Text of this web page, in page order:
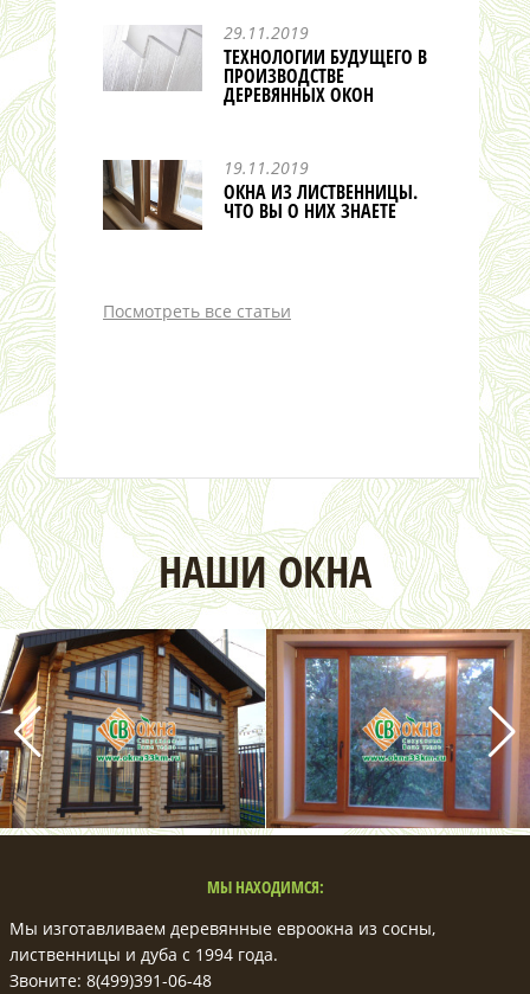
29.11.2019
ТЕХНОЛОГИИ БУДУЩЕГО В
ПРОИЗВОДСТВЕ
ДЕРЕВЯННЫХ ОКОН
19.11.2019
ОКНА ИЗ ЛИСТВЕННИЦЫ.
ЧТО ВЫ О НИХ ЗНАЕТЕ
Посмотреть все статьи
НАШИ ОКНА
МЫ НАХОДИМСЯ:
Мы изготавливаем деревянные евроокна из сосны,
лиственницы и дуба с 1994 года.
Звоните: 8(499)391-06-48